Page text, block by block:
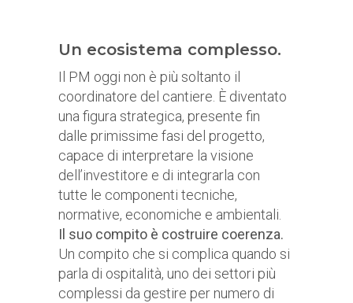
Un ecosistema complesso.
Il PM oggi non è più soltanto il
coordinatore del cantiere. È diventato
una figura strategica, presente fin
dalle primissime fasi del progetto,
capace di interpretare la visione
dell’investitore e di integrarla con
tutte le componenti tecniche,
normative, economiche e ambientali.
Il suo compito è costruire coerenza.
Un compito che si complica quando si
parla di ospitalità, uno dei settori più
complessi da gestire per numero di